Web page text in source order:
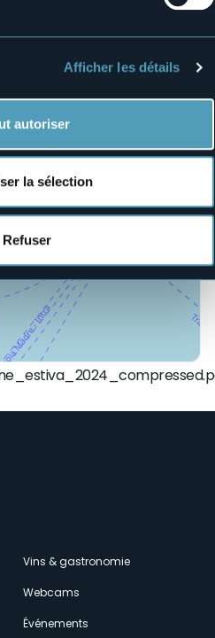
Afficher les détails
autoriser
la sélection
Refuser
Vins & gastronomie
Webcams
Événements